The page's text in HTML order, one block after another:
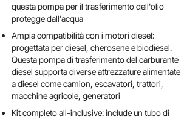
questa pompa per il trasferimento dell'olio
protegge dall'acqua
Ampia compatibilità con i motori diesel:
progettata per diesel, cherosene e biodiesel.
Questa pompa di trasferimento del carburante
diesel supporta diverse attrezzature alimentate
a diesel come camion, escavatori, trattori,
macchine agricole, generatori
Kit completo all-inclusive: include un tubo di